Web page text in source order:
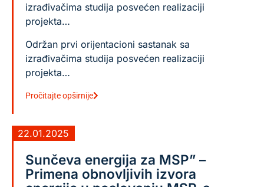
izrađivačima studija posvećen realizaciji
projekta…
Održan prvi orijentacioni sastanak sa
izrađivačima studija posvećen realizaciji
projekta…
Pročitajte opširnije
22.01.2025
Sunčeva energija za MSP” –
Primena obnovljivih izvora